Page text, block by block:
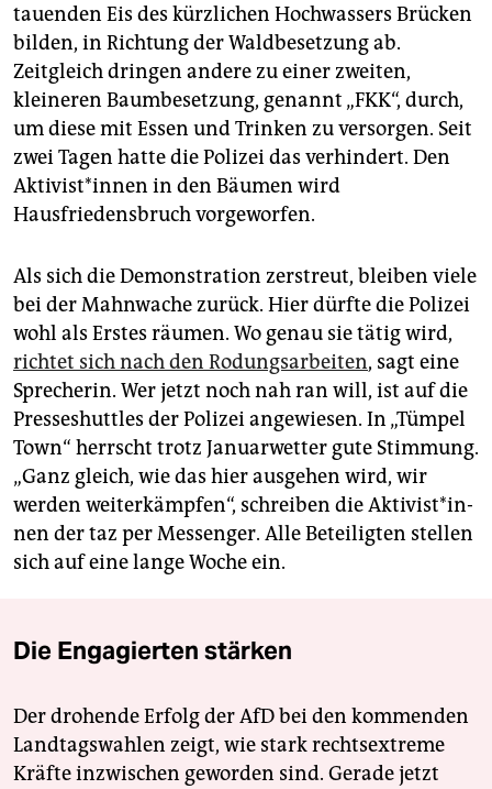
tauenden Eis des kürzlichen Hochwassers Brücken
bilden, in Richtung der Waldbesetzung ab.
Zeitgleich dringen andere zu einer zweiten,
kleineren Baumbesetzung, genannt „FKK“, durch,
um diese mit Essen und Trinken zu versorgen. Seit
zwei Tagen hatte die Polizei das verhindert. Den
Ak­ti­vis­t*in­nen in den Bäumen wird
Hausfriedensbruch vorgeworfen.
Als sich die Demonstration zerstreut, bleiben viele
bei der Mahnwache zurück. Hier dürfte die Polizei
wohl als Erstes räumen. Wo genau sie tätig wird,
richtet sich nach den Rodungsarbeiten, sagt eine
Sprecherin. Wer jetzt noch nah ran will, ist auf die
Presseshuttles der Polizei angewiesen. In „Tümpel
Town“ herrscht trotz Januarwetter gute Stimmung.
„Ganz gleich, wie das hier ausgehen wird, wir
werden weiterkämpfen“, schreiben die Ak­ti­vis­t*in­
nen der taz per Messenger. Alle Beteiligten stellen
sich auf eine lange Woche ein.
Die Engagierten stärken
Der drohende Erfolg der AfD bei den kommenden
Landtagswahlen zeigt, wie stark rechtsextreme
Kräfte inzwischen geworden sind. Gerade jetzt